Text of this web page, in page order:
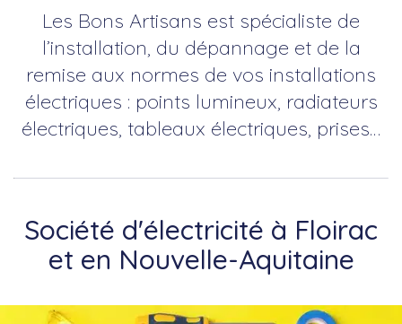
Les Bons Artisans est spécialiste de
l’installation, du dépannage et de la
remise aux normes de vos installations
électriques : points lumineux, radiateurs
électriques, tableaux électriques, prises…
Société d'électricité à Floirac
et en Nouvelle-Aquitaine